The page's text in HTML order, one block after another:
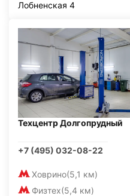
Лобненская 4
Техцентр Долгопрудный
+7 (495) 032-08-22
Ховрино(5,1 км)
Физтех(5,4 км)